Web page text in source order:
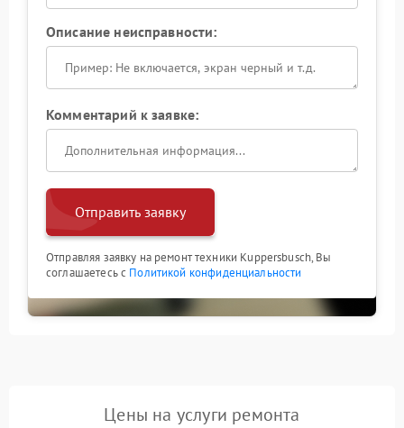
Описание неисправности:
Комментарий к заявке:
Отправить заявку
Отправляя заявку на ремонт техники Kuppersbusch, Вы
соглашаетесь с Политикой конфиденциальности
Цены на услуги ремонта